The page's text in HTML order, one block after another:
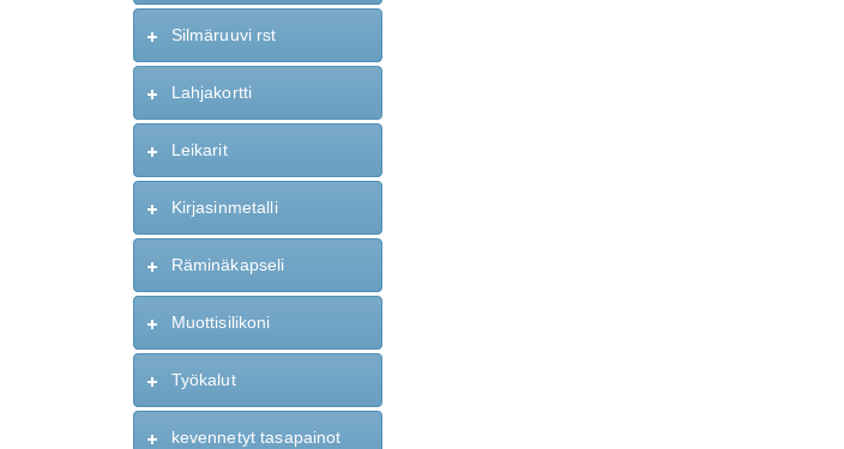
Silmäruuvi rst
Lahjakortti
Leikarit
Kirjasinmetalli
Räminäkapseli
Muottisilikoni
Työkalut
kevennetyt tasapainot